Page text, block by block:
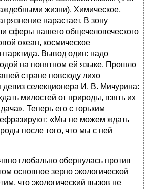
жизни). Химическое,
нарастает. В зону
сферы нашего общечеловеческого
океан, космичес­кое
Вывод один: надо
на понятном ей языке. Прошло
стране повсюду лихо
девиз селек­ционера И. В. Мичурина:
милостей от природы, взять их
Теперь его с горьким
«Мы не можем ждать
после того, что мы с ней
глобально обернулась против
основное зерно экологической
что экологический вызов не